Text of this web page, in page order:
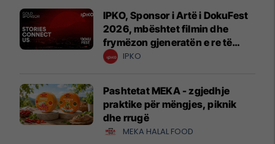
IPKO, Sponsor i Artë i DokuFest
2026, mbështet filmin dhe
frymëzon gjeneratën e re të
krijuesve
IPKO
Pashtetat MEKA - zgjedhje
praktike për mëngjes, piknik
dhe rrugë
MEKA HALAL FOOD